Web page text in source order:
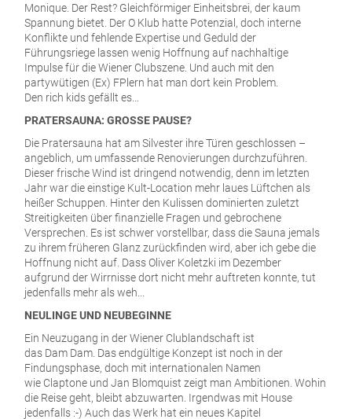
Monique. Der Rest? Gleichförmiger Einheitsbrei, der kaum
Spannung bietet. Der O Klub hatte Potenzial, doch interne
Konflikte und fehlende Expertise und Geduld der
Führungsriege lassen wenig Hoffnung auf nachhaltige
Impulse für die Wiener Clubszene. Und auch mit den
partywütigen (Ex) FPlern hat man dort kein Problem.
Den rich kids gefällt es...
PRATERSAUNA: GROSSE PAUSE?
Die Pratersauna hat am Silvester ihre Türen geschlossen –
angeblich, um umfassende Renovierungen durchzuführen.
Dieser frische Wind ist dringend notwendig, denn im letzten
Jahr war die einstige Kult-Location mehr laues Lüftchen als
heißer Schuppen. Hinter den Kulissen dominierten zuletzt
Streitigkeiten über finanzielle Fragen und gebrochene
Versprechen. Es ist schwer vorstellbar, dass die Sauna jemals
zu ihrem früheren Glanz zurückfinden wird, aber ich gebe die
Hoffnung nicht auf. Dass Oliver Koletzki im Dezember
aufgrund der Wirrnisse dort nicht mehr auftreten konnte, tut
jedenfalls mehr als weh...
NEULINGE UND NEUBEGINNE
Ein Neuzugang in der Wiener Clublandschaft ist
das Dam Dam. Das endgültige Konzept ist noch in der
Findungsphase, doch mit internationalen Namen
wie Claptone und Jan Blomquist zeigt man Ambitionen. Wohin
die Reise geht, bleibt abzuwarten. Irgendwas mit House
jedenfalls :-) Auch das Werk hat ein neues Kapitel